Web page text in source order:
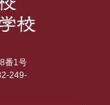
番1号
249-